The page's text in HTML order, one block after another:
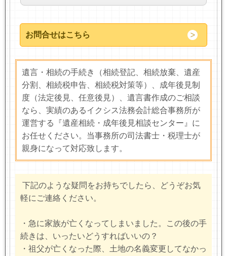
お問合せはこちら
遺言・相続の手続き（相続登記、相続放棄、遺産
分割、相続税申告、相続税対策等）、成年後見制
度（法定後見、任意後見）、遺言書作成のご相談
なら、実績のあるイクシス法務会計総合事務所が
運営する『遺産相続・成年後見相談センター』に
お任せください。当事務所の司法書士・税理士が
親身になって対応致します。
下記のような疑問をお持ちでしたら、どうぞお気
軽にご連絡ください。
・急に家族が亡くなってしまいました。この後の手
続きは、いったいどうすればいいの？
・祖父が亡くなった際、土地の名義変更してなかっ